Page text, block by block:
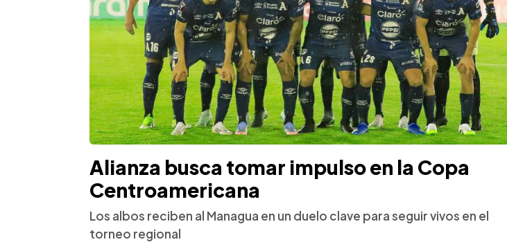
Alianza busca tomar impulso en la Copa
Centroamericana
Los albos reciben al Managua en un duelo clave para seguir vivos en el
torneo regional